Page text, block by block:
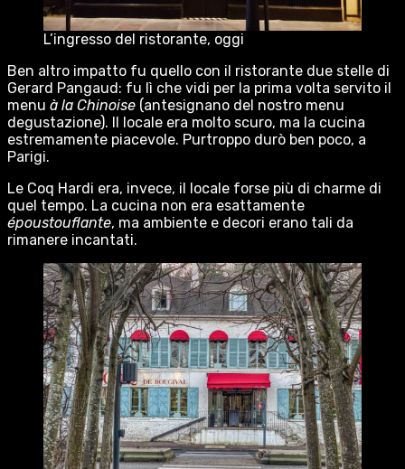
L’ingresso del ristorante, oggi
Ben altro impatto fu quello con il ristorante due stelle di
Gerard Pangaud: fu lì che vidi per la prima volta servito il
menu à la Chinoise (antesignano del nostro menu
degustazione). Il locale era molto scuro, ma la cucina
estremamente piacevole. Purtroppo durò ben poco, a
Parigi.
Le Coq Hardi era, invece, il locale forse più di charme di
quel tempo. La cucina non era esattamente
époustouflante, ma ambiente e decori erano tali da
rimanere incantati.